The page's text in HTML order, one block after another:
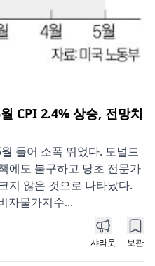
CPI 2.4% 상승, 전망치
들어 소폭 뛰었다. 도널드
에도 불구하고 당초 전문가
지 않은 것으로 나타났다.
자물가지수...
샤라웃 보관